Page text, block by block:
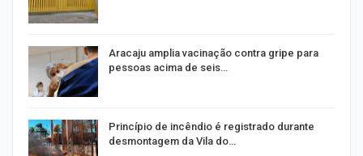
Aracaju amplia vacinação contra gripe para
pessoas acima de seis…
Princípio de incêndio é registrado durante
desmontagem da Vila do…